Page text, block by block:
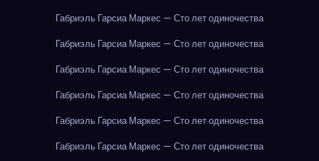
Габриэль Гарсиа Маркес — Сто лет одиночества
Габриэль Гарсиа Маркес — Сто лет одиночества
Габриэль Гарсиа Маркес — Сто лет одиночества
Габриэль Гарсиа Маркес — Сто лет одиночества
Габриэль Гарсиа Маркес — Сто лет одиночества
Габриэль Гарсиа Маркес — Сто лет одиночества